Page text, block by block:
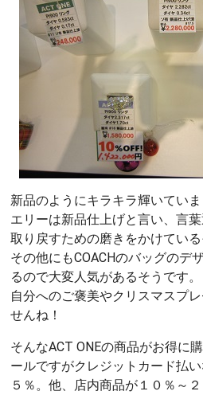
新品のようにキラキラ輝いてい
エリーは新品仕上げと言い、言
取り戻すための磨きをかけている
その他にもCOACHのバッグのデ
るので大変人気があるそうです。
自分へのご褒美やクリスマスプ
せんね！
そんなACT ONEの商品がお得に
ールですがクレジットカード払
５％。他、店内商品が１０％～